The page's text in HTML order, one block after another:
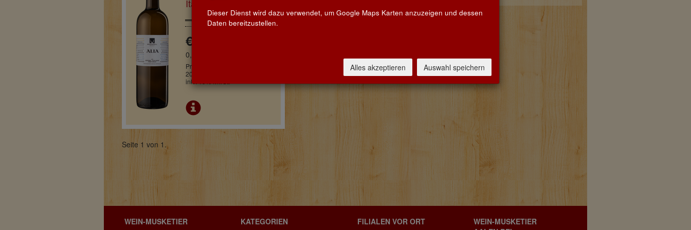
EG-Öko-Verordnung:
KontrollNr: DE-BW-037-89114-H
Italien
€ 15,50
0,75l
Pro Flasche
20,67 € / Liter
inkl. 19% MwSt.
Seite 1 von 1.
WEIN-MUSKETIER KATEGORIEN FILIALEN VOR ORT
WEIN-MUSKETIER
Dieser Dienst wird dazu verwendet, um Google Maps Karten anzuzeigen und dessen
Daten bereitzustellen.
Alles akzeptieren Auswahl speichern